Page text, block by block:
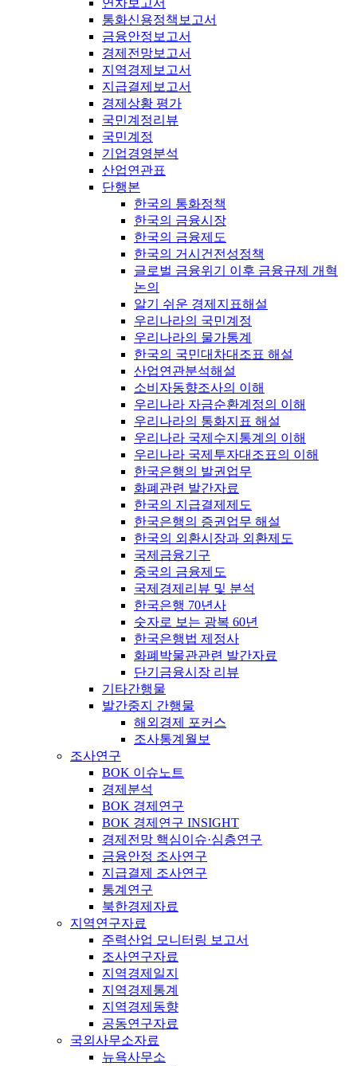
연차보고서
통화신용정책보고서
금융안정보고서
경제전망보고서
지역경제보고서
지급결제보고서
경제상황 평가
국민계정리뷰
국민계정
기업경영분석
산업연관표
단행본
한국의 통화정책
한국의 금융시장
한국의 금융제도
한국의 거시건전성정책
글로벌 금융위기 이후 금융규제 개혁
논의
알기 쉬운 경제지표해설
우리나라의 국민계정
우리나라의 물가통계
한국의 국민대차대조표 해설
산업연관분석해설
소비자동향조사의 이해
우리나라 자금순환계정의 이해
우리나라의 통화지표 해설
우리나라 국제수지통계의 이해
우리나라 국제투자대조표의 이해
한국은행의 발권업무
화폐관련 발간자료
한국의 지급결제제도
한국은행의 증권업무 해설
한국의 외환시장과 외환제도
국제금융기구
중국의 금융제도
국제경제리뷰 및 분석
한국은행 70년사
숫자로 보는 광복 60년
한국은행법 제정사
화폐박물관관련 발간자료
단기금융시장 리뷰
기타간행물
발간중지 간행물
해외경제 포커스
조사통계월보
조사연구
BOK 이슈노트
경제분석
BOK 경제연구
BOK 경제연구 INSIGHT
경제전망 핵심이슈·심층연구
금융안정 조사연구
지급결제 조사연구
통계연구
북한경제자료
지역연구자료
주력산업 모니터링 보고서
조사연구자료
지역경제일지
지역경제통계
지역경제동향
공동연구자료
국외사무소자료
뉴욕사무소